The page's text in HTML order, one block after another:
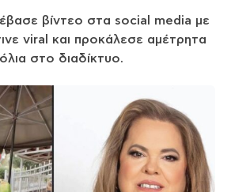
βίντεο στα social media με
viral και προκάλεσε αμέτρητα
στο διαδίκτυο.